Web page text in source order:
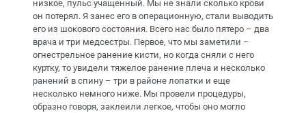
низкое, пульс учащенный. Мы не знали сколько крови
он потерял. Я занес его в операционную, стали выводить
его из шокового состояния. Всего нас было пятеро – два
врача и три медсестры. Первое, что мы заметили –
огнестрельное ранение кисти, но когда сняли с него
куртку, то увидели тяжелое ранение плеча и несколько
ранений в спину – три в районе лопатки и еще
несколько немного ниже. Мы провели процедуры,
образно говоря, заклеили легкое, чтобы оно могло